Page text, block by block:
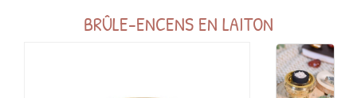
BRÛLE-ENCENS EN LAITON